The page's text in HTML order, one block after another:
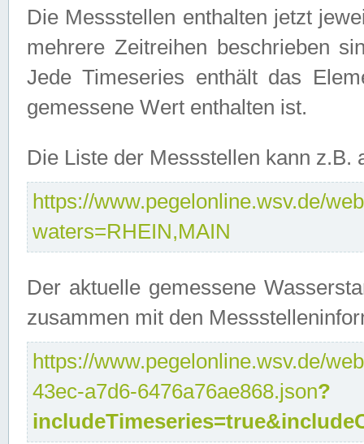
Die Messstellen enthalten jetzt
mehrere Zeitreihen beschrieben
Jede Timeseries enthält das
gemessene Wert enthalten ist.
Die Liste der Messstellen kann
https://www.pegelonline.wsv.de/
waters=RHEIN,MAIN
Der aktuelle gemessene
zusammen mit den
https://www.pegelonline.wsv.de/
43ec-a7d6-6476a76ae868.json?